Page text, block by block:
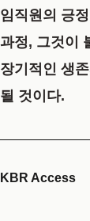
임직원의 긍
과정, 그것이
장기적인 생
될 것이다.
KBR Access